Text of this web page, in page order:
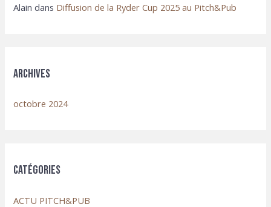
Alain dans Diffusion de la Ryder Cup 2025 au Pitch&Pub
Archives
octobre 2024
Catégories
ACTU PITCH&PUB